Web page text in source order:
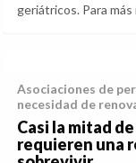
geriátricos. Para
Asociaciones de
necesidad de
Casi la mitad
requieren una